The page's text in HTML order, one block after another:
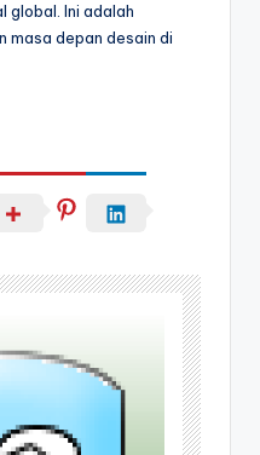
global. Ini adalah
masa depan desain di